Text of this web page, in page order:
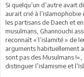
Si quelqu’un d’autre avait
aurait crié à
les partisans de Daech et
musulmans, Ghannouchi
reconnaît « l’islamité » de
arguments habituellement
sont pas des Musulmans
distinguer l’islamisme et